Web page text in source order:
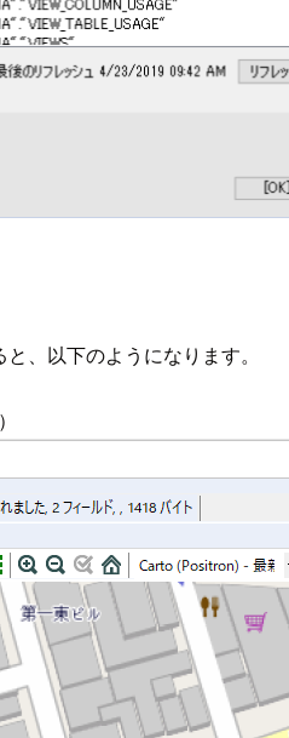
、以下のようになります。